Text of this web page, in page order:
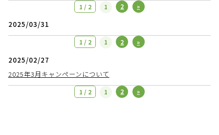
1 / 2 1 2 »
2025/03/31
1 / 2 1 2 »
2025/02/27
2025年3月キャンペーンについて
1 / 2 1 2 »